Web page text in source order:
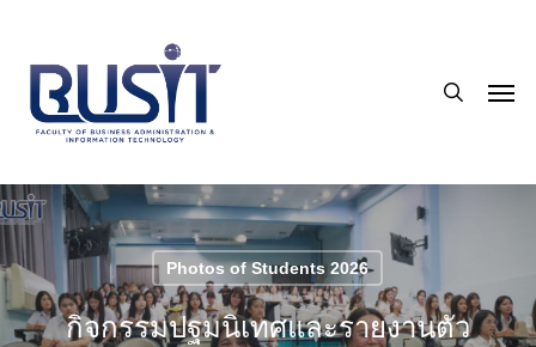
main
content
Photos of Students 2026
กิจกรรมปฐมนิเทศและรายงานตัว